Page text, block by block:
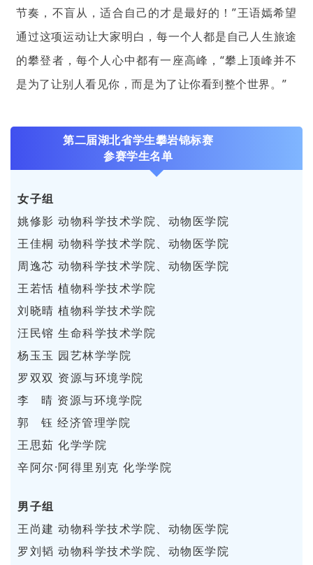
节奏，不盲从，适合自己的才是最好的！”王语嫣希望
通过这项运动让大家明白，每一个人都是自己人生旅途
的攀登者，每个人心中都有一座高峰，“攀上顶峰并不
是为了让别人看见你，而是为了让你看到整个世界。”
第二届湖北省学生攀岩锦标赛
参赛学生名单
女子组
姚修影 动物科学技术学院、动物医学院
王佳桐 动物科学技术学院、动物医学院
周逸芯 动物科学技术学院、动物医学院
王若恬 植物科学技术学院
刘晓晴 植物科学技术学院
汪民镕 生命科学技术学院
杨玉玉 园艺林学学院
罗双双 资源与环境学院
李 晴 资源与环境学院
郭 钰 经济管理学院
王思茹 化学学院
辛阿尔·阿得里别克 化学学院
男子组
王尚建 动物科学技术学院、动物医学院
罗刘韬 动物科学技术学院、动物医学院